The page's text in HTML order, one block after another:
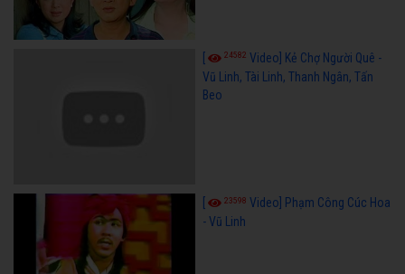
24582 Video] Kẻ Chợ Người Quê -
Vũ Linh, Tài Linh, Thanh Ngân, Tấn
Beo
23598 Video] Phạm Công Cúc Hoa
- Vũ Linh